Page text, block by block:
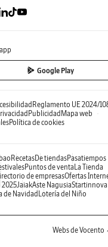
Google Play
Reglamento UE 2024/
Publicidad Mapa web
Política de cookies
RecetasDe tiendasPasatiempos
Puntos de venta La Tienda
de empresasOfertas
2025JaiakAste NagusiaStartinnova
de Navidad Lotería del Niño
Webs de Vocento